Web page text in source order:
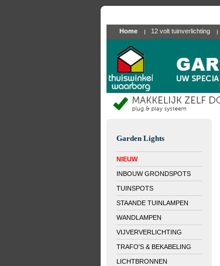
Home 12 volt tuinverlichting
Garden Lights
NIEUW
INBOUW GRONDSPOTS
TUINSPOTS
STAANDE TUINLAMPEN
WANDLAMPEN
VIJVERVERLICHTING
TRAFO'S & BEKABELING
LICHTBRONNEN